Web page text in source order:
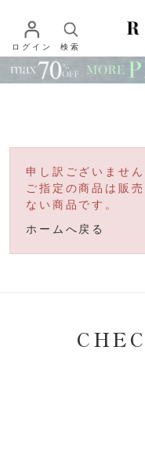
ログイン 検索
申し訳ございません
ご指定の商品は販
ない商品です。
ホームへ戻る